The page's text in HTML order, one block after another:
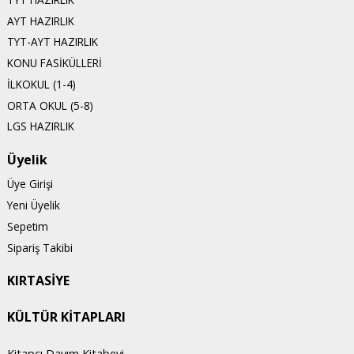
AYT HAZIRLIK
TYT-AYT HAZIRLIK
KONU FASİKÜLLERİ
İLKOKUL (1-4)
ORTA OKUL (5-8)
LGS HAZIRLIK
Üyelik
Üye Girişi
Yeni Üyelik
Sepetim
Sipariş Takibi
KIRTASİYE
KÜLTÜR KİTAPLARI